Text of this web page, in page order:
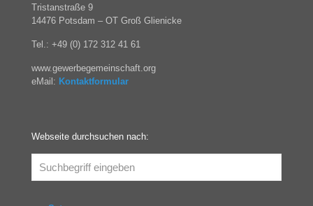
Tristanstraße 9
14476 Potsdam – OT Groß Glienicke
Tel.: +49 (0) 172 312 41 61
www.gewerbegemeinschaft.org
eMail: Kontaktformular
Webseite durchsuchen nach: